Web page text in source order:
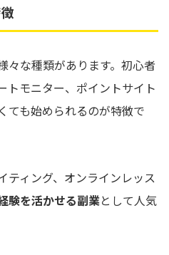
々な種類があります。初心者
トモニター、ポイントサイト
ても始められるのが特徴で
ティング、オンラインレッス
験を活かせる副業として人気